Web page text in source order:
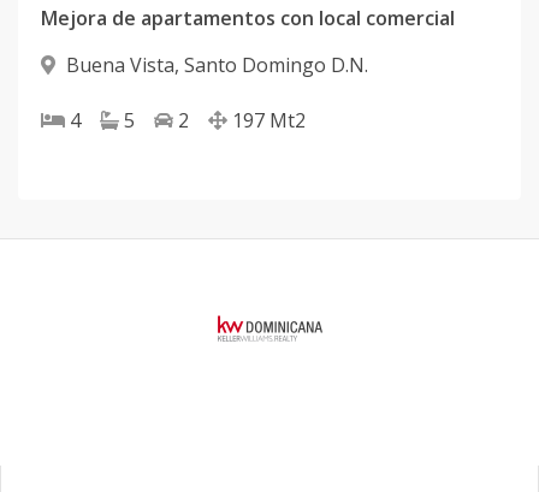
Mejora de apartamentos con local comercial
Buena Vista, Santo Domingo D.N.
4 5 2 197 Mt2